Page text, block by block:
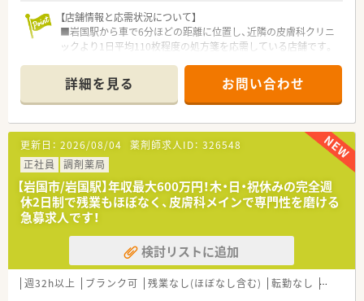
【店舗情報と応需状況について】
■岩国駅から車で6分ほどの距離に位置し、近隣の皮膚科クリニ
ックより1日平均110枚程度の処方箋を応需している店舗です。
を集中的に学びながら、スピーディーかつ正確な調剤スキルが磨
けます。
■薬剤師は常時2名から3名体制を予定しており、60代のベテラ
ンから若手まで幅広い層が協力し合って業務を分担していま
す。
【募集背景と求める人物像について】
■即戦力として活躍いただける方を急募しています。
■周囲とのコミュニケーションを大切にし、お互いに助け合いな
がら円滑に業務を進められる協調性のある方を強く求めていま
す。
■電子薬歴の導入やPC操作が必要な業務があるため、基本的な
デジタルツールの操作に抵抗がなくスムーズに対応できる方を
募集します。
詳細を見る お問い合わせ
更新日： 2026/08/04 薬剤師求人ID： 326548
正社員
調剤薬局
【岩国市/岩国駅】年収最大600万円！木・日・祝休みの完全週
休2日制で残業もほぼなく、皮膚科メインで専門性を磨ける
急募求人です！
検討リストに追加
週32h以上 ブランク可 残業なし(ほぼなし含む) 転勤なし 車通勤